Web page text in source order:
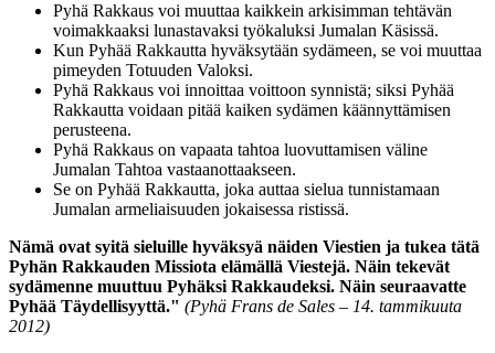
Pyhä Rakkaus voi muuttaa kaikkein arkisimman tehtävän
voimakkaaksi lunastavaksi työkaluksi Jumalan Käsissä.
Kun Pyhää Rakkautta hyväksytään sydämeen, se voi muuttaa
pimeyden Totuuden Valoksi.
Pyhä Rakkaus voi innoittaa voittoon synnistä; siksi Pyhää
Rakkautta voidaan pitää kaiken sydämen käännyttämisen
perusteena.
Pyhä Rakkaus on vapaata tahtoa luovuttamisen väline
Jumalan Tahtoa vastaanottaakseen.
Se on Pyhää Rakkautta, joka auttaa sielua tunnistamaan
Jumalan armeliaisuuden jokaisessa ristissä.
Nämä ovat syitä sieluille hyväksyä näiden Viestien ja tukea tätä
Pyhän Rakkauden Missiota elämällä Viestejä. Näin tekevät
sydämenne muuttuu Pyhäksi Rakkaudeksi. Näin seuraavatte
Pyhää Täydellisyyttä." (Pyhä Frans de Sales – 14. tammikuuta
2012)